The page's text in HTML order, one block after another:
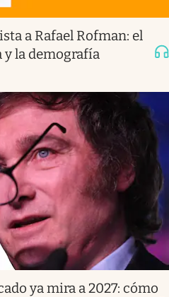
a Rafael Rofman: el
la demografía
ya mira a 2027: cómo